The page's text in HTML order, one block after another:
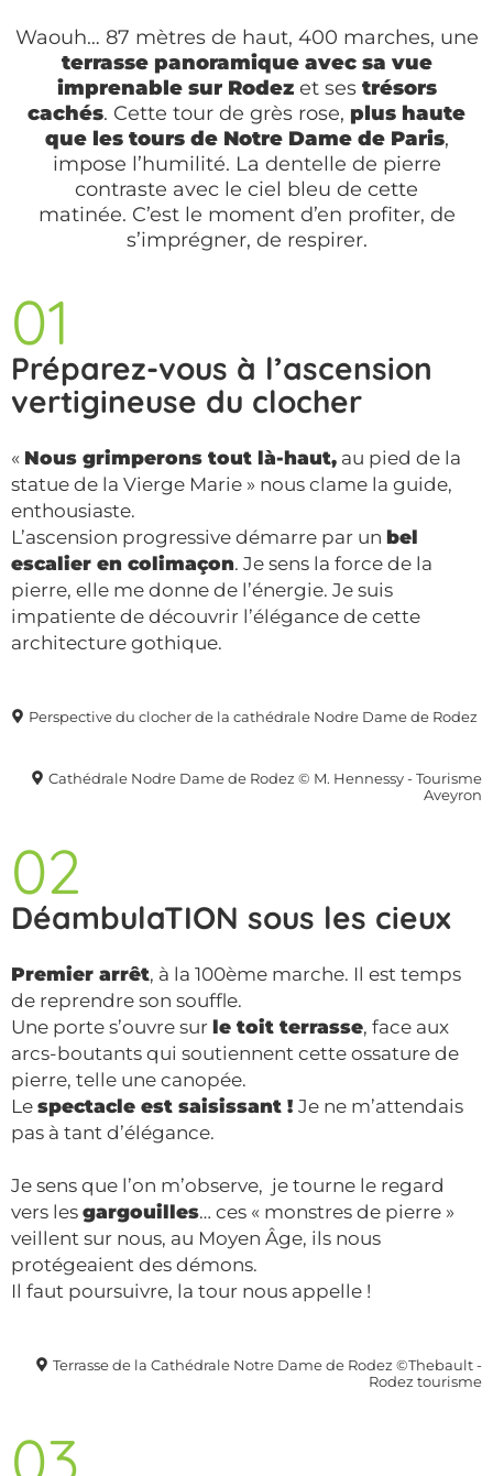
Waouh… 87 mètres de haut, 400 marches, une
terrasse panoramique avec sa vue
imprenable sur Rodezet ses trésors
cachés. Cette tour de grès rose, plus haute
que les tours de Notre Dame de Paris,
impose l’humilité. La dentelle de pierre
contraste avec le ciel bleu de cette
matinée. C’est le moment d’en profiter, de
s’imprégner, de respirer.
Perspective du clocher de la cathédrale Nodre Dame de Rodez
01
Préparez-vous à l’ascension
vertigineuse du clocher
« Nous grimperons tout là-haut, au pied de la
statue de la Vierge Marie » nous clame la guide,
enthousiaste.
L’ascension progressive démarre par un bel
escalier en colimaçon. Je sens la force de la
pierre, elle me donne de l’énergie. Je suis
impatiente de découvrir l’élégance de cette
architecture gothique.
Cathédrale Nodre Dame de Rodez © M. Hennessy - Tourisme
Aveyron
02
DéambulaTION sous les cieux
Premier arrêt, à la 100ème marche. Il est temps
de reprendre son souffle.
Une porte s’ouvre sur le toit terrasse, face aux
arcs-boutants qui soutiennent cette ossature de
pierre, telle une canopée.
Le spectacle est saisissant ! Je ne m’attendais
pas à tant d’élégance.
Je sens que l’on m’observe, je tourne le regard
vers les gargouilles… ces « monstres de pierre »
veillent sur nous, au Moyen Âge, ils nous
protégeaient des démons.
Il faut poursuivre, la tour nous appelle !
Terrasse de la Cathédrale Notre Dame de Rodez ©Thebault -
Rodez tourisme
03